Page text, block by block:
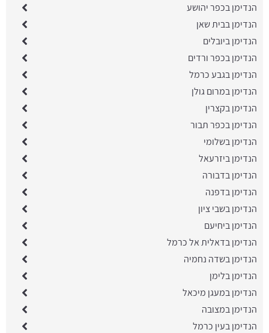
הנדימן בכפר יהושע
הנדימן בבית שאן
הנדימן ביובלים
הנדימן בכפר ורדים
הנדימן בגבע כרמל
הנדימן במרום גולן
הנדימן בקצרין
הנדימן בכפר תבור
הנדימן בשלומי
הנדימן ביזרעאל
הנדימן בדבורה
הנדימן בדפנה
הנדימן בשבי ציון
הנדימן ביחיעם
הנדימן בדאלית אל כרמל
הנדימן בשדה נחמיה
הנדימן בלימן
הנדימן במעגן מיכאל
הנדימן במצובה
הנדימן בעין כרמל